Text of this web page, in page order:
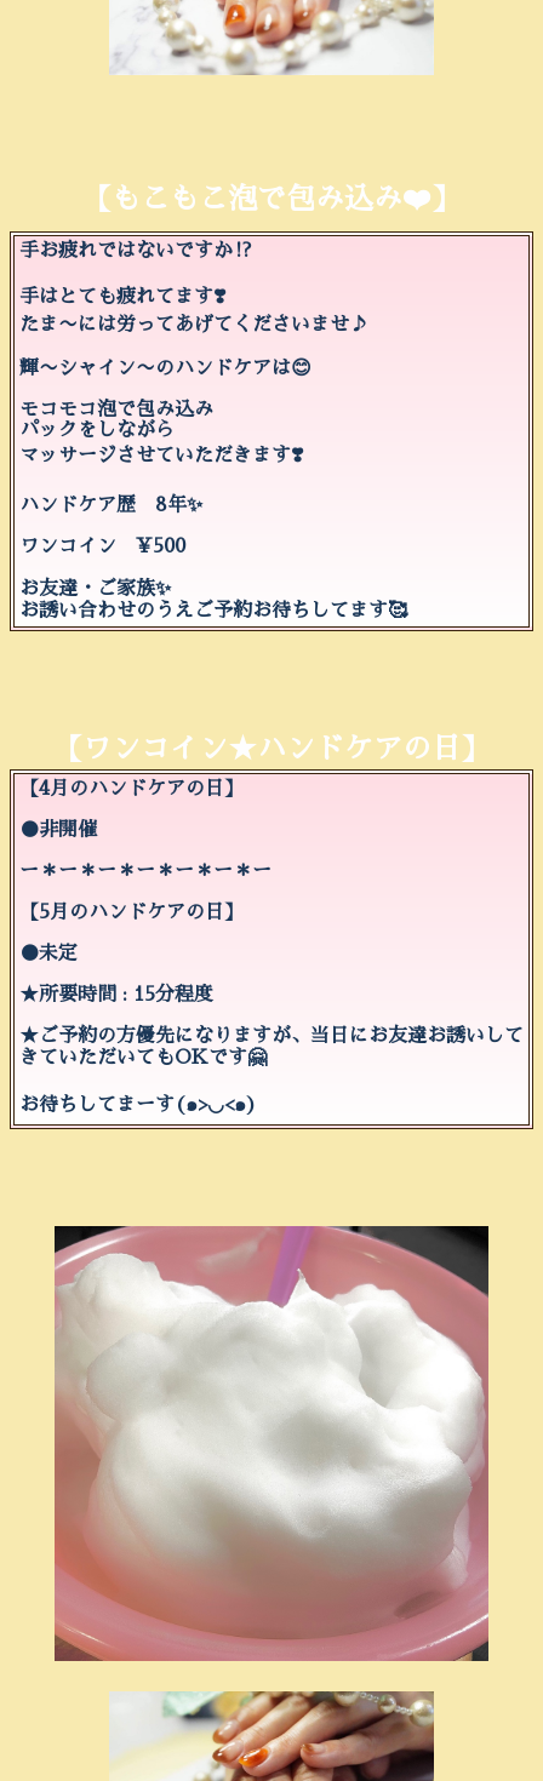
【もこもこ泡で包み込み❤️】
手お疲れではないですか⁉️
手はとても疲れてます❣️
たま〜には労ってあげてくださいませ♪
輝〜シャイン〜のハンドケアは😊
モコモコ泡で包み込み
パックをしながら
マッサージさせていただきます❣️
ハンドケア歴 8年✨
ワンコイン ¥500
お友達・ご家族✨
お誘い合わせのうえご予約お待ちしてます🥰
【ワンコイン★ハンドケアの日】
【4月のハンドケアの日】
●非開催
ー＊ー＊ー＊ー＊ー＊ー＊ー
【5月のハンドケアの日】
●未定
★所要時間 : 15分程度
★ご予約の方優先になりますが、当日にお友達お誘いして
きていただいてもOKです🤗
お待ちしてまーす(๑>◡<๑)